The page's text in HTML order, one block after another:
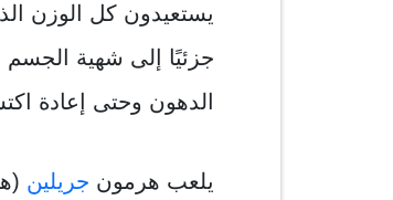
يستعيدون كل الوزن
جزئيًا إلى شهية الجسم
الدهون وحتى إعادة
يلعب هرمون جريلين